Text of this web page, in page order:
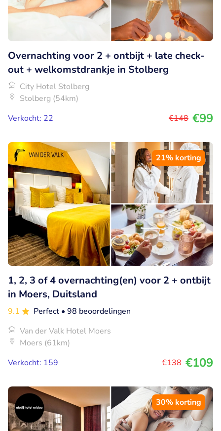
Overnachting voor 2 + ontbijt + late check-
out + welkomstdrankje in Stolberg
City Hotel Stolberg
Stolberg (54km)
Verkocht: 22
€148 €99
21% korting
1, 2, 3 of 4 overnachting(en) voor 2 + ontbijt
in Moers, Duitsland
9.1 Perfect • 98 beoordelingen
Van der Valk Hotel Moers
Moers (61km)
Verkocht: 159
€138 €109
30% korting